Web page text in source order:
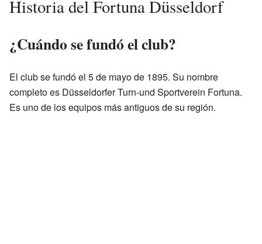
Historia del Fortuna Düsseldorf
¿Cuándo se fundó el club?
El club se fundó el 5 de mayo de 1895. Su nombre
completo es Düsseldorfer Turn-und Sportverein Fortuna.
Es uno de los equipos más antiguos de su región.